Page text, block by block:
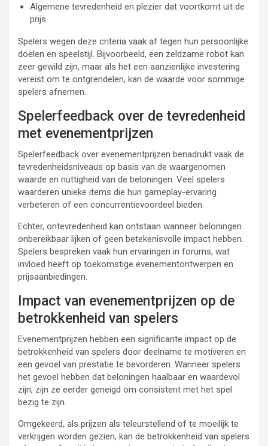
Algemene tevredenheid en plezier dat voortkomt uit de
prijs
Spelers wegen deze criteria vaak af tegen hun persoonlijke
doelen en speelstijl. Bijvoorbeeld, een zeldzame robot kan
zeer gewild zijn, maar als het een aanzienlijke investering
vereist om te ontgrendelen, kan de waarde voor sommige
spelers afnemen.
Spelerfeedback over de tevredenheid
met evenementprijzen
Spelerfeedback over evenementprijzen benadrukt vaak de
tevredenheidsniveaus op basis van de waargenomen
waarde en nuttigheid van de beloningen. Veel spelers
waarderen unieke items die hun gameplay-ervaring
verbeteren of een concurrentievoordeel bieden.
Echter, ontevredenheid kan ontstaan wanneer beloningen
onbereikbaar lijken of geen betekenisvolle impact hebben.
Spelers bespreken vaak hun ervaringen in forums, wat
invloed heeft op toekomstige evenementontwerpen en
prijsaanbiedingen.
Impact van evenementprijzen op de
betrokkenheid van spelers
Evenementprijzen hebben een significante impact op de
betrokkenheid van spelers door deelname te motiveren en
een gevoel van prestatie te bevorderen. Wanneer spelers
het gevoel hebben dat beloningen haalbaar en waardevol
zijn, zijn ze eerder geneigd om consistent met het spel
bezig te zijn.
Omgekeerd, als prijzen als teleurstellend of te moeilijk te
verkrijgen worden gezien, kan de betrokkenheid van spelers